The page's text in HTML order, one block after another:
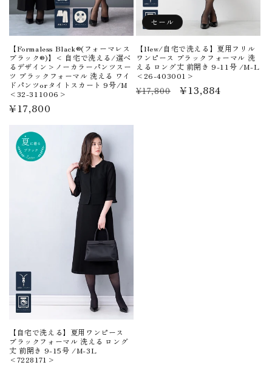
【Formaless Black®(フォーマレス
ブラック®)】< 自宅で洗える/選べ
るデザイン>ノーカラーパンツスー
ツ ブラックフォーマル 洗える ワイ
ドパンツorタイトスカート 9号/M
<32-311006>
通
価
格
¥17,800
セール
【New/自宅で洗える】夏用フリル
ワンピース ブラックフォーマル 洗
える ロング丈 前開き 9-11号 /M-L
<26-403001>
通
¥17,800
セ
¥13,884
【自宅で洗える】夏用ワンピース
ブラックフォーマル 洗える ロング
丈 前開き 9-15号 /M-3L
<7228171>